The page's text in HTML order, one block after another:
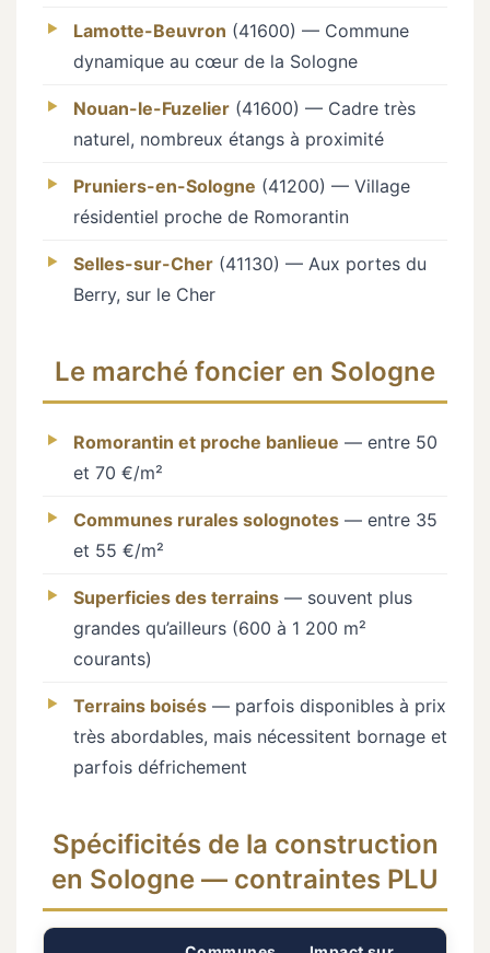
Lamotte-Beuvron (41600) — Commune
dynamique au cœur de la Sologne
Nouan-le-Fuzelier (41600) — Cadre très
naturel, nombreux étangs à proximité
Pruniers-en-Sologne (41200) — Village
résidentiel proche de Romorantin
Selles-sur-Cher (41130) — Aux portes du
Berry, sur le Cher
Le marché foncier en Sologne
Romorantin et proche banlieue — entre 50
et 70 €/m²
Communes rurales solognotes — entre 35
et 55 €/m²
Superficies des terrains — souvent plus
grandes qu’ailleurs (600 à 1 200 m²
courants)
Terrains boisés — parfois disponibles à prix
très abordables, mais nécessitent bornage et
parfois défrichement
Spécificités de la construction
en Sologne — contraintes PLU